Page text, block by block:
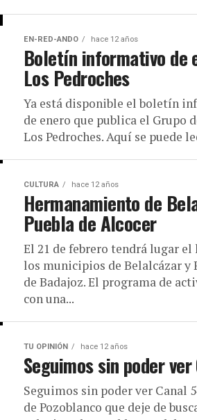
EN-RED-ANDO hace 12 años
Boletín informativo de
Los Pedroches
Ya está disponible el boletín
de enero que publica el Grupo
Los Pedroches. Aquí se puede
CULTURA hace 12 años
Hermanamiento de
Puebla de Alcocer
El 21 de febrero tendrá lugar
los municipios de Belalcázar y
de Badajoz. El programa de
con una...
TU OPINIÓN hace 12 años
Seguimos sin poder
Seguimos sin poder ver Canal
de Pozoblanco que deje de